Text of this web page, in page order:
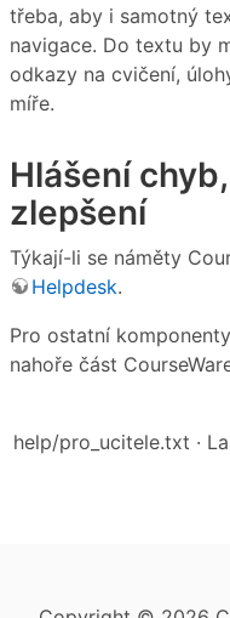
třeba, aby i samotný
navigace. Do textu by
odkazy na cvičení,
míře.
Hlášení
zlepšení
Týkají-li se náměty
Helpdesk.
Pro ostatní
nahoře část
help/pro_ucitele.txt ·